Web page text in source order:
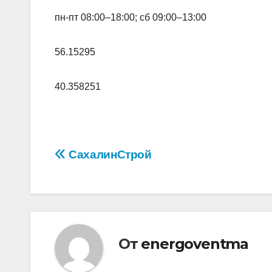
пн-пт 08:00–18:00; сб 09:00–13:00
56.15295
40.358251
Навигация
СахалинСтрой
От energoventma